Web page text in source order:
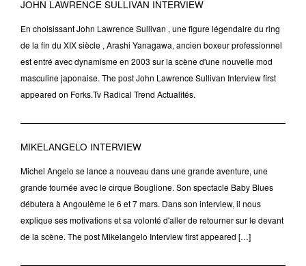
JOHN LAWRENCE SULLIVAN INTERVIEW
En choisissant John Lawrence Sullivan , une figure légendaire du ring
de la fin du XIX siècle , Arashi Yanagawa, ancien boxeur professionnel
est entré avec dynamisme en 2003 sur la scène d'une nouvelle mod
masculine japonaise. The post John Lawrence Sullivan Interview first
appeared on Forks.Tv Radical Trend Actualités.
MIKELANGELO INTERVIEW
Michel Angelo se lance a nouveau dans une grande aventure, une
grande tournée avec le cirque Bouglione. Son spectacle Baby Blues
débutera à Angoulême le 6 et 7 mars. Dans son interview, il nous
explique ses motivations et sa volonté d'aller de retourner sur le devant
de la scène. The post Mikelangelo Interview first appeared […]